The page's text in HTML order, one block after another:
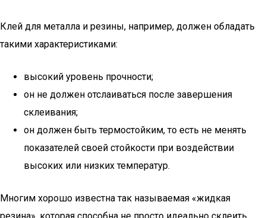
Клей для металла и резины, например, должен обладать
такими характеристиками:
высокий уровень прочности;
он не должен отслаиваться после завершения
склеивания;
он должен быть термостойким, то есть не менять
показателей своей стойкости при воздействии
высоких или низких температур.
Многим хорошо известна так называемая «жидкая